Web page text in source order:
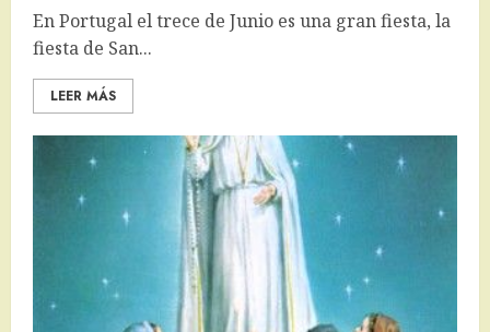
En Portugal el trece de Junio es una gran fiesta, la
fiesta de San...
LEER MÁS